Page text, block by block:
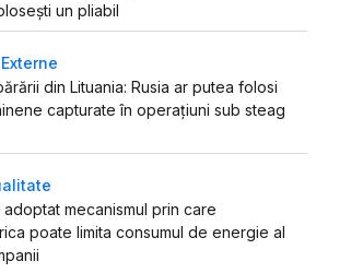
un pliabil
din Lituania: Rusia ar putea folosi
capturate în operațiuni sub steag
adoptat mecanismul prin care
poate limita consumul de energie al